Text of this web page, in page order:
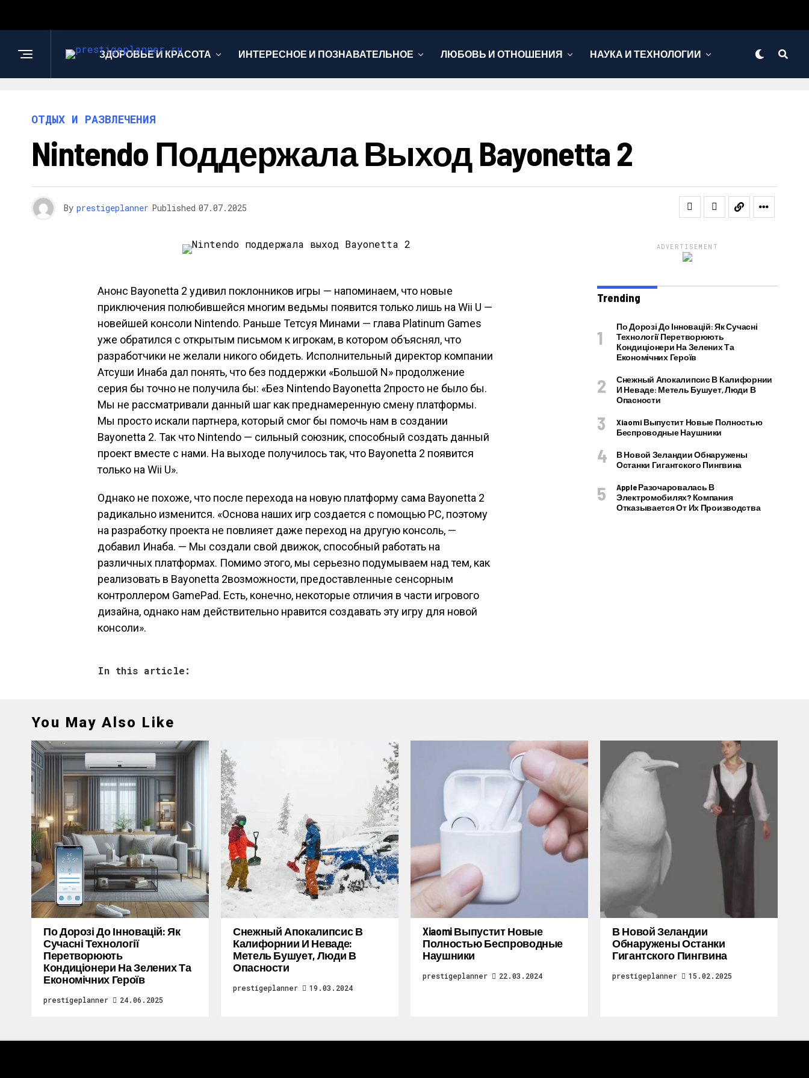
ЗДОРОВЬЕ И КРАСОТА ИНТЕРЕСНОЕ И ПОЗНАВАТЕЛЬНОЕ ЛЮБОВЬ И ОТНОШЕНИЯ НАУКА И ТЕХНОЛОГИИ
ОТДЫХ И РАЗВЛЕЧЕНИЯ
Nintendo Поддержала Выход Bayonetta 2
By prestigeplanner Published 07.07.2025
Анонс Bayonetta 2 удивил поклонников игры — напоминаем, что новые
приключения полюбившейся многим ведьмы появится только лишь на Wii U —
новейшей консоли Nintendo. Раньше Тетсуя Минами — глава Platinum Games
уже обратился с открытым письмом к игрокам, в котором объяснял, что
разработчики не желали никого обидеть. Исполнительный директор компании
Атсуши Инаба дал понять, что без поддержки «Большой N» продолжение
серия бы точно не получила бы: «Без Nintendo Bayonetta 2просто не было бы.
Мы не рассматривали данный шаг как преднамеренную смену платформы.
Мы просто искали партнера, который смог бы помочь нам в создании
Bayonetta 2. Так что Nintendo — сильный союзник, способный создать данный
проект вместе с нами. На выходе получилось так, что Bayonetta 2 появится
только на Wii U».
Однако не похоже, что после перехода на новую платформу сама Bayonetta 2
радикально изменится. «Основа наших игр создается с помощью PC, поэтому
на разработку проекта не повлияет даже переход на другую консоль, —
добавил Инаба. — Мы создали свой движок, способный работать на
различных платформах. Помимо этого, мы серьезно подумываем над тем, как
реализовать в Bayonetta 2возможности, предоставленные сенсорным
контроллером GamePad. Есть, конечно, некоторые отличия в части игрового
дизайна, однако нам действительно нравится создавать эту игру для новой
консоли».
In this article:
ADVERTISEMENT
Trending
По Дорозі До Інновацій: Як Сучасні
Технології Перетворюють
Кондиціонери На Зелених Та
Економічних Героїв
Снежный Апокалипсис В Калифорнии
И Неваде: Метель Бушует, Люди В
Опасности
Xiaomi Выпустит Новые Полностью
Беспроводные Наушники
В Новой Зеландии Обнаружены
Останки Гигантского Пингвина
Apple Разочаровалась В
Электромобилях? Компания
Отказывается От Их Производства
You May Also Like
По Дорозі До Інновацій: Як
Сучасні Технології
Перетворюють
Кондиціонери На Зелених Та
Економічних Героїв
prestigeplanner 24.06.2025
Снежный Апокалипсис В
Калифорнии И Неваде:
Метель Бушует, Люди В
Опасности
prestigeplanner 19.03.2024
Xiaomi Выпустит Новые
Полностью Беспроводные
Наушники
prestigeplanner 22.03.2024
В Новой Зеландии
Обнаружены Останки
Гигантского Пингвина
prestigeplanner 15.02.2025